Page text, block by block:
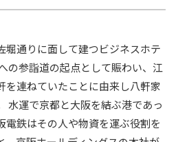
堀通りに面して建つビジネスホテ
の参詣道の起点として賑わい、江
を連ねていたことに由来し八軒家
水運で京都と大阪を結ぶ港であっ
電鉄はその人や物資を運ぶ役割を